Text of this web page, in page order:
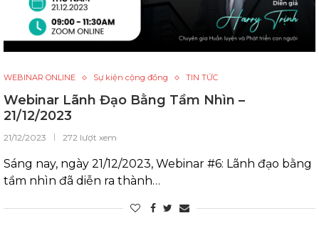
WEBINAR ONLINE Sự kiện cộng đồng TIN TỨC
Webinar Lãnh Đạo Bằng Tầm Nhìn –
21/12/2023
21/12/2023 272 lượt xem
Sáng nay, ngày 21/12/2023, Webinar #6: Lãnh đạo bằng
tầm nhìn đã diễn ra thành…